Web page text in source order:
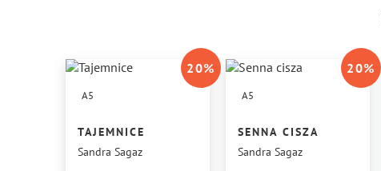
A5
20%
TAJEMNICE
Sandra Sagaz
A5
20%
SENNA CISZA
Sandra Sagaz